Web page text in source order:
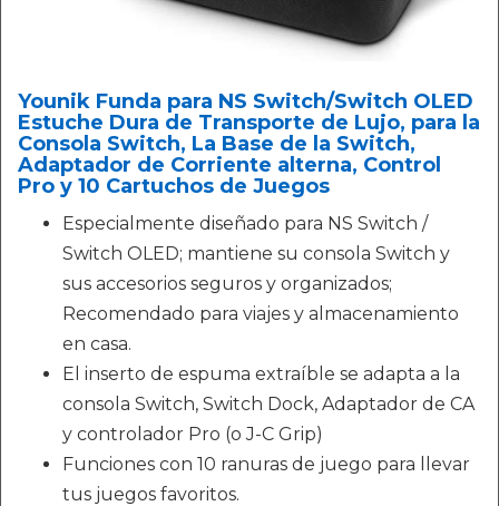
Younik Funda para NS Switch/Switch OLED
Estuche Dura de Transporte de Lujo, para la
Consola Switch, La Base de la Switch,
Adaptador de Corriente alterna, Control
Pro y 10 Cartuchos de Juegos
Especialmente diseñado para NS Switch /
Switch OLED; mantiene su consola Switch y
sus accesorios seguros y organizados;
Recomendado para viajes y almacenamiento
en casa.
El inserto de espuma extraíble se adapta a la
consola Switch, Switch Dock, Adaptador de CA
y controlador Pro (o J-C Grip)
Funciones con 10 ranuras de juego para llevar
tus juegos favoritos.